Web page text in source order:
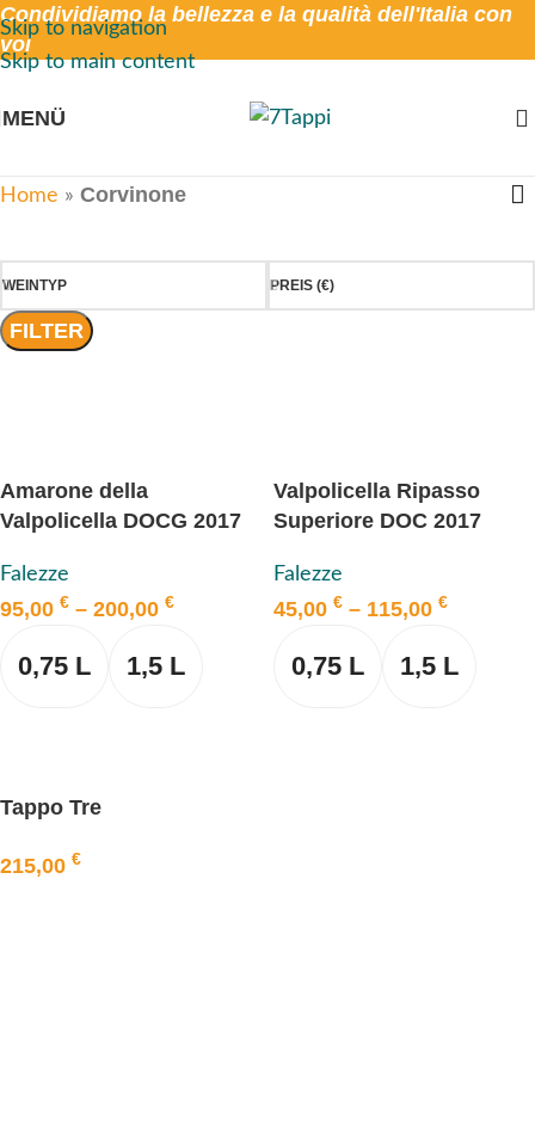
Skip to navigation
Skip to main content
Condividiamo la bellezza e la qualità dell'Italia con
voi
MENÜ
Home » Corvinone
WEINTYP PREIS (€)
FILTER
Amarone della
Valpolicella DOCG 2017
Falezze
95,00 € – 200,00 €
0,75 L 1,5 L
Valpolicella Ripasso
Superiore DOC 2017
Falezze
45,00 € – 115,00 €
0,75 L 1,5 L
Tappo Tre
215,00 €